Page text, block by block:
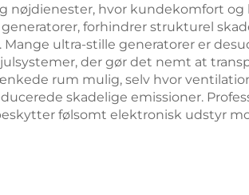
nøjdienester, hvor kundekomfort
forhindrer strukturel
ultra-stille generatorer er
der gør det nemt at
rum mulig, selv hvor
skadelige emissioner.
følsomt elektronisk udstyr